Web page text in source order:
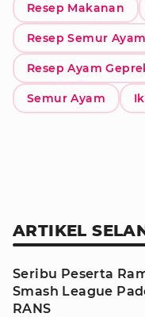
Resep Makanan
Resep Semur Ayam
Resep Ayam
Semur Ayam
ARTIKEL
Seribu Peserta
Smash League
RANS